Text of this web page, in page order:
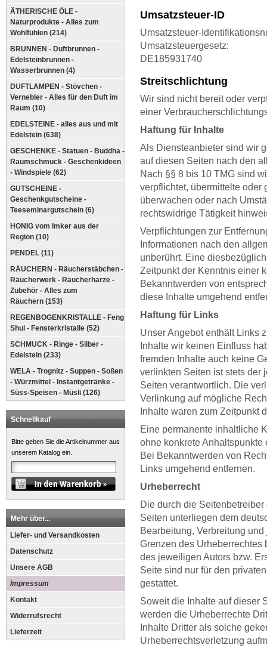
ÄTHERISCHE ÖLE -
Naturprodukte - Alles zum
Wohlfühlen (214)
BRUNNEN - Duftbrunnen -
Edelsteinbrunnen -
Wasserbrunnen (4)
DUFTLAMPEN - Stövchen -
Vernebler - Alles für den Duft im
Raum (10)
EDELSTEINE - alles aus und mit
Edelstein (638)
GESCHENKE - Statuen - Buddha -
Raumschmuck - Geschenkideen
- Windspiele (62)
GUTSCHEINE -
Geschenkgutscheine -
Teeseminargutschein (6)
HONIG vom Imker aus der
Region (10)
PENDEL (11)
RÄUCHERN - Räucherstäbchen -
Räucherwerk - Räucherharze -
Zubehör - Alles zum
Räuchern (153)
REGENBOGENKRISTALLE - Feng
Shui - Fensterkristalle (52)
SCHMUCK - Ringe - Silber -
Edelstein (233)
WELA - Trognitz - Suppen - Soßen
- Würzmittel - Instantgetränke -
Süss-Speisen - Müsli (126)
Schnellkauf
Bitte geben Sie die Artikelnummer aus
unserem Katalog ein.
Mehr über...
Liefer- und Versandkosten
Datenschutz
Unsere AGB
Impressum
Kontakt
Widerrufsrecht
Lieferzeit
Umsatzsteuer-ID
Umsatzsteuer-
Umsatzsteuergesetz:
DE185931740
Streitschlichtung
Wir sind nicht bereit oder
einer
Haftung für Inhalte
Als Diensteanbieter sind wir
auf diesen Seiten nach den
Nach §§ 8 bis 10 TMG sind
verpflichtet, übermittelte oder
überwachen oder nach
rechtswidrige Tätigkeit
Verpflichtungen zur
Informationen nach den
unberührt. Eine
Zeitpunkt der Kenntnis einer
Bekanntwerden von
diese Inhalte umgehend
Haftung für Links
Unser Angebot enthält Links
Inhalte wir keinen Einfluss
fremden Inhalte auch keine
verlinkten Seiten ist stets der
Seiten verantwortlich. Die
Verlinkung auf mögliche
Inhalte waren zum Zeitpunkt
Eine permanente inhaltliche
ohne konkrete
Bei Bekanntwerden von
Links umgehend entfernen.
Urheberrecht
Die durch die
Seiten unterliegen dem
Bearbeitung, Verbreitung
Grenzen des Urheberrechtes
des jeweiligen Autors bzw.
Seite sind nur für den
gestattet.
Soweit die Inhalte auf dieser
werden die Urheberrechte
Inhalte Dritter als solche
Urheberrechtsverletzung